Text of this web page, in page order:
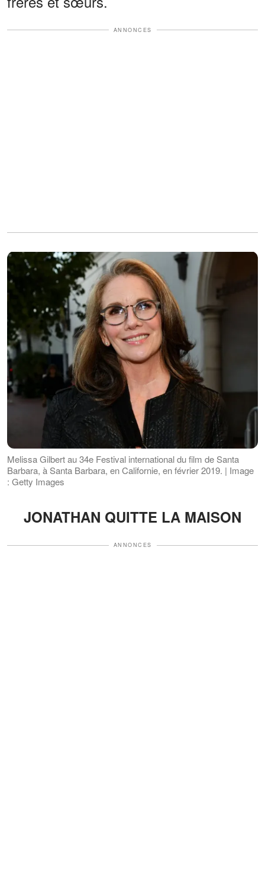
ANNONCES
Melissa Gilbert au 34e Festival international du film de Santa
Barbara, à Santa Barbara, en Californie, en février 2019. | Image
: Getty Images
JONATHAN QUITTE LA MAISON
ANNONCES